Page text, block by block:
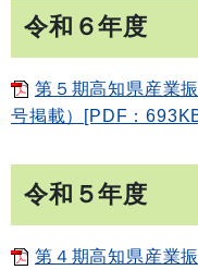
令和６年度
第５期高知県産業
号掲載）[PDF：
令和５年度
第４期高知県産業